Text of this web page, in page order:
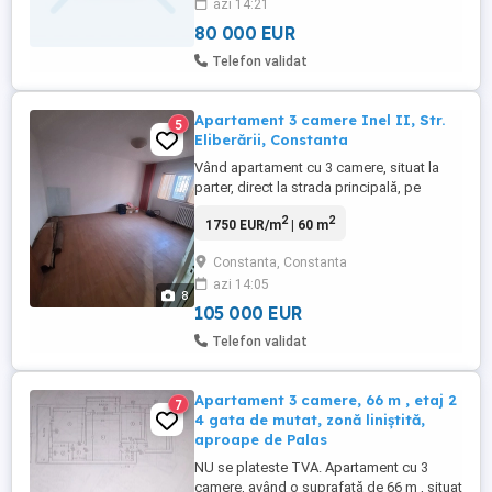
azi 14:21
80 000 EUR
Telefon validat
8
5
Apartament 3 camere Inel II, Str.
Eliberării, Constanta
Vând apartament cu 3 camere, situat la
parter, direct la strada principală, pe
Proprietatea dispune de două intrări din
flexibilitate în utilizare. Apartamentul
beneficiază de balcon pe spate si de beci
pe toată suprafața ...
1750 EUR/m2| 60 m2
Constanta, Constanta
azi 14:05
105 000 EUR
Telefon validat
7
Apartament 3 camere, 66 m , etaj 2
4 gata de mutat, zonă liniștită,
aproape de Palas
NU se plateste TVA. Apartament cu 3
camere, având o suprafață de 66 m , situat